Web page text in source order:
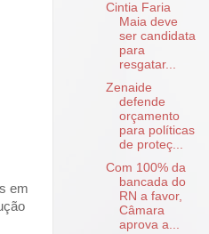
em
Cintia Faria
Maia deve
ser candidata
para
resgatar...
Zenaide
defende
orçamento
para políticas
de proteç...
Com 100% da
bancada do
RN a favor,
Câmara
aprova a...